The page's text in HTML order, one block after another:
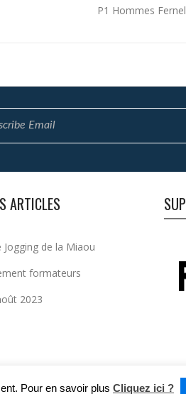
P1 Hommes
ARTICLES
Jogging de la Miaou
formateurs
2023
Pour en savoir plus Cliquez ici ?